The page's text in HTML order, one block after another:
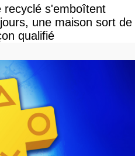
recyclé s'emboîtent
une maison sort de
qualifié